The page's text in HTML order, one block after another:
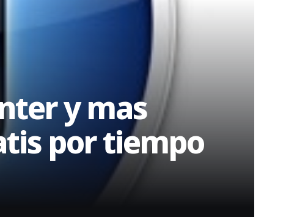
y mas
por tiempo